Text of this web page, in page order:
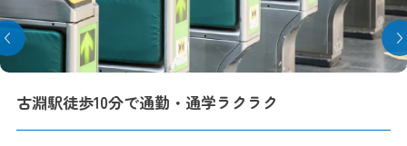
ク 永く住んでほしいから、総タ